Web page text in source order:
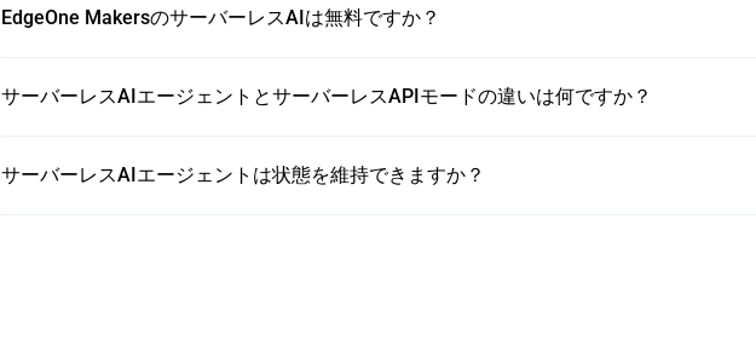
EdgeOne MakersのサーバーレスAIは無料ですか？
サーバーレスAIエージェントとサーバーレスAPIモードの違いは何ですか？
サーバーレスAIエージェントは状態を維持できますか？